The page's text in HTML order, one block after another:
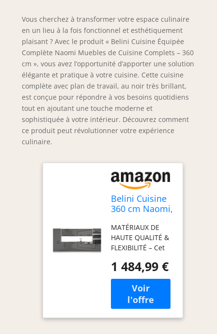
Vous cherchez à transformer votre espace culinaire
en un lieu à la fois fonctionnel et esthétiquement
plaisant ? Avec le produit « Belini Cuisine Équipée
Complète Naomi Muebles de Cuisine Complets – 360
cm », vous avez l’opportunité d’apporter une solution
élégante et pratique à votre cuisine. Cette cuisine
complète avec plan de travail, au noir très brillant,
est conçue pour répondre à vos besoins quotidiens
tout en ajoutant une touche moderne et
sophistiquée à votre intérieur. Découvrez comment
ce produit peut révolutionner votre expérience
culinaire.
Belini Cuisine
360 cm Naomi,
Travail, Argent
Très Brillant
MATÉRIAUX DE
HAUTE QUALITÉ &
FLEXIBILITÉ – Cet
meubles de
cuisine, fabriqué
en panneaux
décoratifs
Econatura
durables, séduit
1 484,99 €